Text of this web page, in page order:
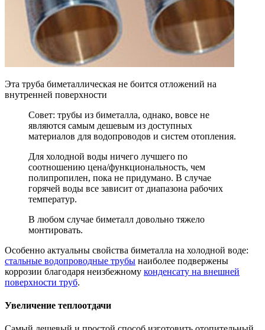
Эта труба биметаллическая не боится отложений на
внутренней поверхности
Совет: трубы из биметалла, однако, вовсе не
являются самым дешевым из доступных
материалов для водопроводов и систем отопления.
Для холодной воды ничего лучшего по
соотношению цена/функциональность, чем
полипропилен, пока не придумано. В случае
горячей воды все зависит от диапазона рабочих
температур.
В любом случае биметалл довольно тяжело
монтировать.
Особенно актуальны свойства биметалла на холодной воде:
стальные водопроводные трубы наиболее подвержены
коррозии благодаря неизбежному конденсату на внешней
поверхности труб.
Увеличение теплоотдачи